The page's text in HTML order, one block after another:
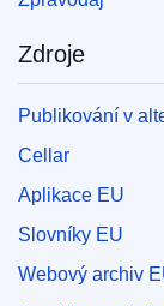
Zdroje
Publikování v
Cellar
Aplikace EU
Slovníky EU
Webový archiv